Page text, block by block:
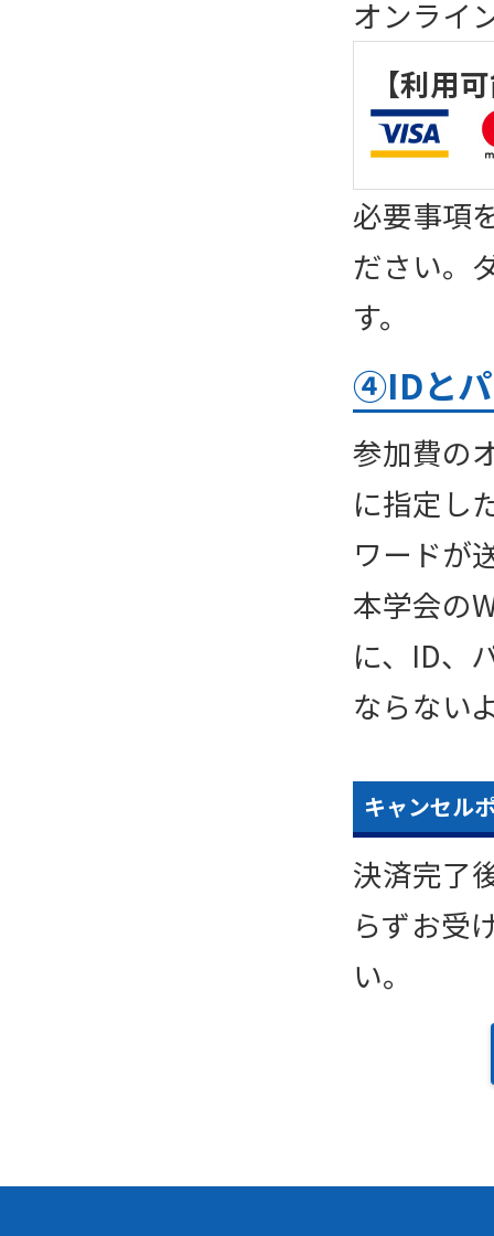
オンライ
【利用
必要事項
ださい。
す。
④IDと
参加費の
に指定し
ワードが
本学会の
に、ID、
ならない
キャンセル
決済完了
らずお受
い。